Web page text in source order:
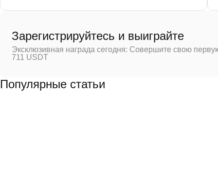
Зарегистрируйтесь и выиграйте
Эксклюзивная награда сегодня: Совершите свою
711 USDT
Популярные статьи